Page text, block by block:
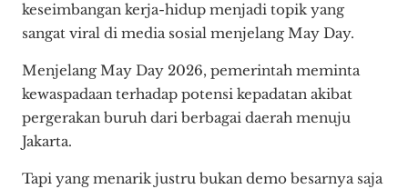
keseimbangan kerja-hidup menjadi topik yang
sangat viral di media sosial menjelang May Day.
Menjelang May Day 2026, pemerintah meminta
kewaspadaan terhadap potensi kepadatan akibat
pergerakan buruh dari berbagai daerah menuju
Jakarta.
Tapi yang menarik justru bukan demo besarnya saja